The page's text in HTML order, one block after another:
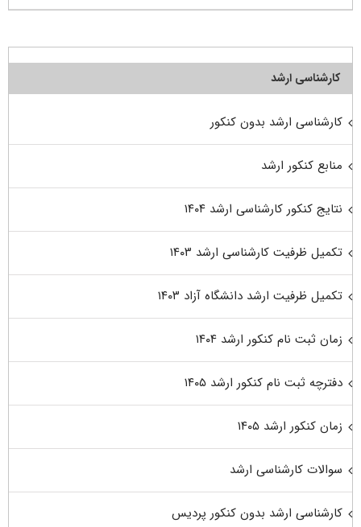
کارشناسی ارشد
کارشناسی ارشد بدون کنکور
منابع کنکور ارشد
نتایج کنکور کارشناسی ارشد ۱۴۰۴
تکمیل ظرفیت کارشناسی ارشد ۱۴۰۳
تکمیل ظرفیت ارشد دانشگاه آزاد ۱۴۰۳
زمان ثبت نام کنکور ارشد ۱۴۰۴
دفترچه ثبت نام کنکور ارشد ۱۴۰۵
زمان کنکور ارشد ۱۴۰۵
سوالات کارشناسی ارشد
کارشناسی ارشد بدون کنکور پردیس